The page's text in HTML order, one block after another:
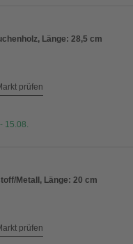
Länge: 28,5 cm
prüfen
15.08.
Metall, Länge: 20 cm
prüfen